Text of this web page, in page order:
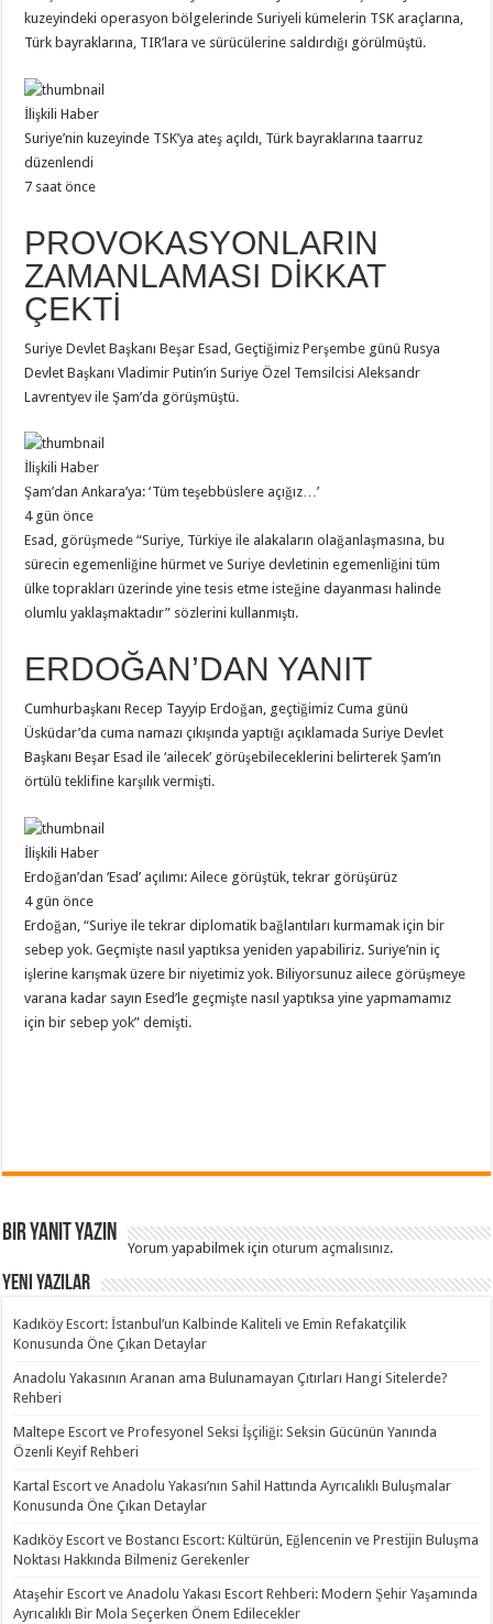
kuzeyindeki operasyon bölgelerinde Suriyeli kümelerin TSK araçlarına,
Türk bayraklarına, TIR’lara ve sürücülerine saldırdığı görülmüştü.
İlişkili Haber
Suriye’nin kuzeyinde TSK’ya ateş açıldı, Türk bayraklarına taarruz
düzenlendi
7 saat önce
PROVOKASYONLARIN
ZAMANLAMASI DİKKAT
ÇEKTİ
Suriye Devlet Başkanı Beşar Esad, Geçtiğimiz Perşembe günü Rusya
Devlet Başkanı Vladimir Putin’in Suriye Özel Temsilcisi Aleksandr
Lavrentyev ile Şam’da görüşmüştü.
İlişkili Haber
Şam’dan Ankara’ya: ‘Tüm teşebbüslere açığız…’
4 gün önce
Esad, görüşmede “Suriye, Türkiye ile alakaların olağanlaşmasına, bu
sürecin egemenliğine hürmet ve Suriye devletinin egemenliğini tüm
ülke toprakları üzerinde yine tesis etme isteğine dayanması halinde
olumlu yaklaşmaktadır” sözlerini kullanmıştı.
ERDOĞAN’DAN YANIT
Cumhurbaşkanı Recep Tayyip Erdoğan, geçtiğimiz Cuma günü
Üsküdar’da cuma namazı çıkışında yaptığı açıklamada Suriye Devlet
Başkanı Beşar Esad ile ‘ailecek’ görüşebileceklerini belirterek Şam’ın
örtülü teklifine karşılık vermişti.
İlişkili Haber
Erdoğan’dan ‘Esad’ açılımı: Ailece görüştük, tekrar görüşürüz
4 gün önce
Erdoğan, “Suriye ile tekrar diplomatik bağlantıları kurmamak için bir
sebep yok. Geçmişte nasıl yaptıksa yeniden yapabiliriz. Suriye’nin iç
işlerine karışmak üzere bir niyetimiz yok. Biliyorsunuz ailece görüşmeye
varana kadar sayın Esed’le geçmişte nasıl yaptıksa yine yapmamamız
için bir sebep yok” demişti.
Bir yanıt yazın
Yorum yapabilmek içinoturum açmalısınız.
Yeni Yazılar
Kadıköy Escort: İstanbul’un Kalbinde Kaliteli ve Emin Refakatçilik
Konusunda Öne Çıkan Detaylar
Anadolu Yakasının Aranan ama Bulunamayan Çıtırları Hangi Sitelerde?
Rehberi
Maltepe Escort ve Profesyonel Seksi İşçiliği: Seksin Gücünün Yanında
Özenli Keyif Rehberi
Kartal Escort ve Anadolu Yakası’nın Sahil Hattında Ayrıcalıklı Buluşmalar
Konusunda Öne Çıkan Detaylar
Kadıköy Escort ve Bostancı Escort: Kültürün, Eğlencenin ve Prestijin Buluşma
Noktası Hakkında Bilmeniz Gerekenler
Ataşehir Escort ve Anadolu Yakası Escort Rehberi: Modern Şehir Yaşamında
Ayrıcalıklı Bir Mola Seçerken Önem Edilecekler